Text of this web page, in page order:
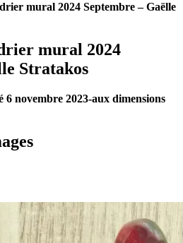
mural 2024 Septembre – Gaëlle
mural 2024
Stratakos
6 novembre 2023-aux dimensions